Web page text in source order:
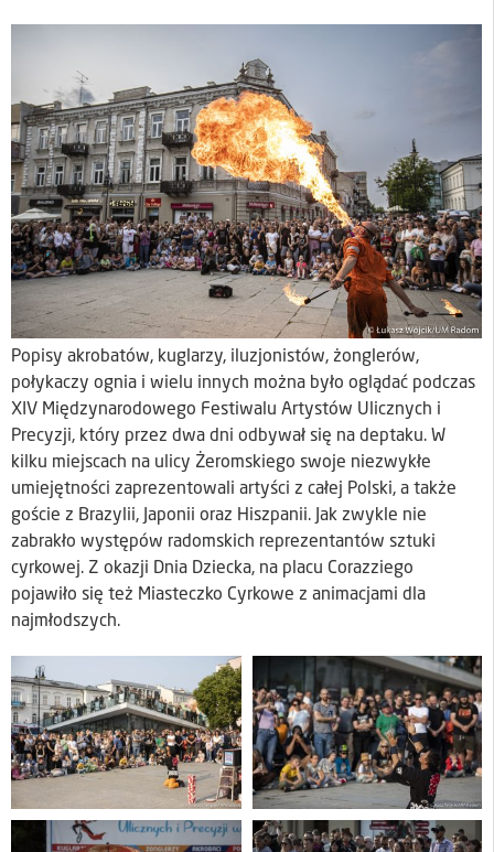
Popisy akrobatów, kuglarzy, iluzjonistów, żonglerów,
połykaczy ognia i wielu innych można było oglądać podczas
XIV Międzynarodowego Festiwalu Artystów Ulicznych i
Precyzji, który przez dwa dni odbywał się na deptaku. W
kilku miejscach na ulicy Żeromskiego swoje niezwykłe
umiejętności zaprezentowali artyści z całej Polski, a także
goście z Brazylii, Japonii oraz Hiszpanii. Jak zwykle nie
zabrakło występów radomskich reprezentantów sztuki
cyrkowej. Z okazji Dnia Dziecka, na placu Corazziego
pojawiło się też Miasteczko Cyrkowe z animacjami dla
najmłodszych.